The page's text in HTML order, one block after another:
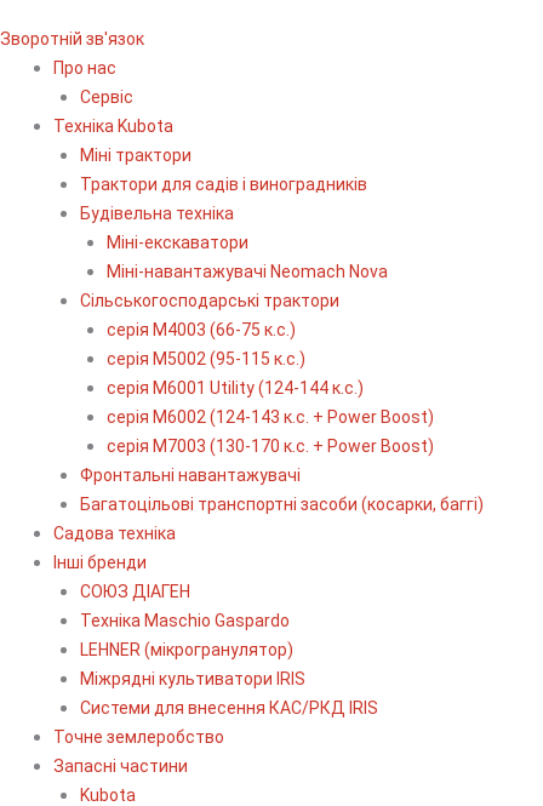
Зворотній зв'язок
Про нас
Сервіс
Технiка Kubota
Міні трактори
Трактори для садів і виноградників
Будівельна техніка
Міні-екскаватори
Міні-навантажувачі Neomach Nova
Сільськогосподарські трактори
серія М4003 (66-75 к.с.)
серія М5002 (95-115 к.с.)
серія M6001 Utility (124-144 к.с.)
серія М6002 (124-143 к.с. + Power Boost)
серія М7003 (130-170 к.с. + Power Boost)
Фронтальні навантажувачі
Багатоцільові транспортні засоби (косарки, баггі)
Садова техніка
Інші бренди
СОЮЗ ДІАГЕН
Техніка Maschio Gaspardo
LEHNER (мікрогранулятор)
Міжрядні культиватори IRIS
Системи для внесення КАС/РКД IRIS
Точне землеробство
Запасні частини
Kubota